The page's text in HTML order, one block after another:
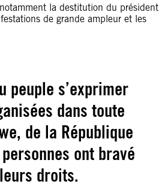
la destitution du président
de grande ampleur et les
peuple s’exprimer
dans toute
de la République
ont bravé
droits.